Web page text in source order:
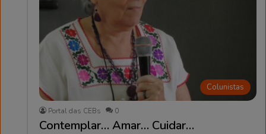
Colunistas
Portal das CEBs 0
Contemplar… Amar… Cuidar…